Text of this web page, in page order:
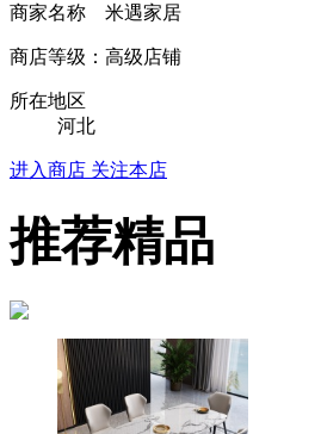
商家名称 米遇家居
商店等级：高级店铺
所在地区
河北
进入商店 关注本店
推荐精品